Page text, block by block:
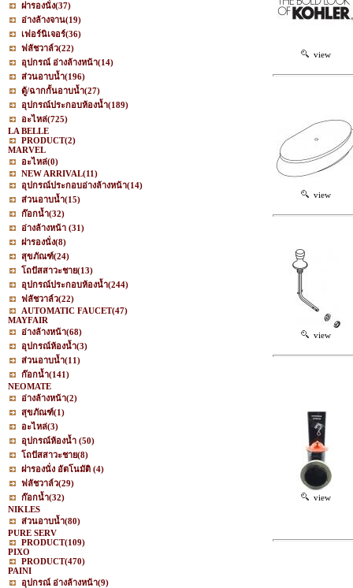
ฝารองนั่ง(37)
อ่างล้างจาน(19)
เฟอร์นิเจอร์(36)
ฟลัชวาล์ว(22)
อุปกรณ์ อ่างล้างหน้า(14)
ส่วนอาบน้ำ(196)
ตู้/ฉากกั้นอาบน้ำ(27)
อุปกรณ์ประกอบห้องน้ำ(189)
อะไหล่(725)
LA BELLE
PRODUCT(2)
MARVEL
อะไหล่(0)
NEW ARRIVAL(11)
อุปกรณ์ประกอบอ่างล้างหน้า(14)
ส่วนอาบน้ำ(15)
ก๊อกน้ำ(32)
อ่างล้างหน้า (31)
ฝารองนั่ง(8)
สุขภัณฑ์(24)
โถปัสสาวะชาย(13)
อุปกรณ์ประกอบห้องน้ำ(244)
ฟลัชวาล์ว(22)
AUTOMATIC FAUCET(47)
MAYFAIR
อ่างล้างหน้า(68)
อุปกรณ์ห้องน้ำ(3)
ส่วนอาบน้ำ(11)
ก๊อกน้ำ(141)
NEOMATE
อ่างล้างหน้า(2)
สุขภัณฑ์(1)
อะไหล่(3)
อุปกรณ์ห้องน้ำ (50)
โถปัสสาวะชาย(8)
ฝารองนั่ง อัตโนมัติ (4)
ฟลัชวาล์ว(29)
ก๊อกน้ำ(32)
NIKLES
ส่วนอาบน้ำ(80)
PURE SERV
PRODUCT(109)
PIXO
PRODUCT(470)
PAINI
อุปกรณ์ อ่างล้างหน้า(9)
view
view
view
view